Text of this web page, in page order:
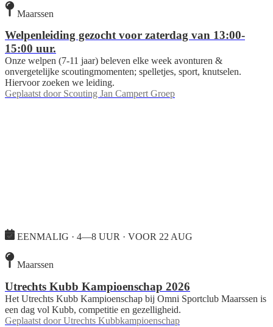
Maarssen
Welpenleiding gezocht voor zaterdag van 13:00-
15:00 uur.
Onze welpen (7-11 jaar) beleven elke week avonturen &
onvergetelijke scoutingmomenten; spelletjes, sport, knutselen.
Hiervoor zoeken we leiding.
Geplaatst door Scouting Jan Campert Groep
EENMALIG · 4—8 UUR · VOOR 22 AUG
Maarssen
Utrechts Kubb Kampioenschap 2026
Het Utrechts Kubb Kampioenschap bij Omni Sportclub Maarssen is
een dag vol Kubb, competitie en gezelligheid.
Geplaatst door Utrechts Kubbkampioenschap